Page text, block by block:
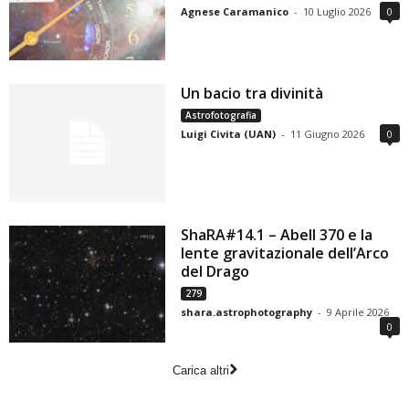
Agnese Caramanico - 10 Luglio 2026 0
Un bacio tra divinità
Astrofotografia
Luigi Civita (UAN) - 11 Giugno 2026 0
ShaRA#14.1 – Abell 370 e la
lente gravitazionale dell’Arco
del Drago
279
shara.astrophotography - 9 Aprile 2026
0
Carica altri